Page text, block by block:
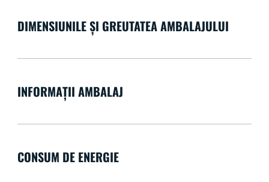
DIMENSIUNILE ȘI GREUTATEA AMBALAJULUI
INFORMAȚII AMBALAJ
CONSUM DE ENERGIE